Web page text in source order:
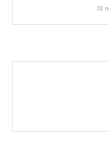
12